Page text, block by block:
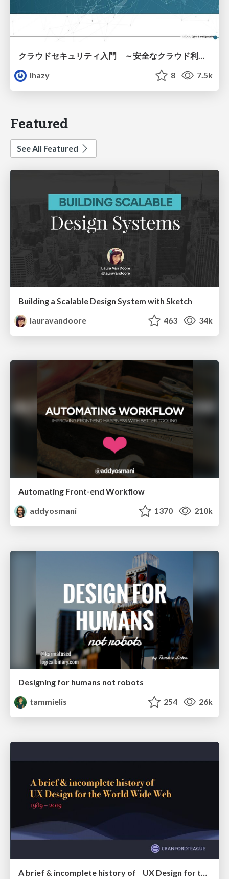
lhazy
8 7.5k
Featured
See All Featured
Building a Scalable Design System with Sketch
lauravandoore
463 34k
Automating Front-end Workflow
addyosmani
1370 210k
Designing for humans not robots
tammielis
254 26k
A brief & incomplete history of UX Design for the World Wide Web: 1989–2019